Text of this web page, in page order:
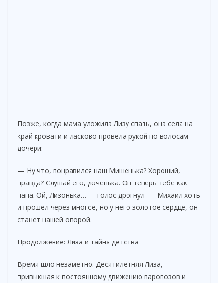
Позже, когда мама уложила Лизу спать, она села на
край кровати и ласково провела рукой по волосам
дочери:
— Ну что, понравился наш Мишенька? Хороший,
правда? Слушай его, доченька. Он теперь тебе как
папа. Ой, Лизонька… — голос дрогнул. — Михаил хоть
и прошёл через многое, но у него золотое сердце, он
станет нашей опорой.
Продолжение: Лиза и тайна детства
Время шло незаметно. Десятилетняя Лиза,
привыкшая к постоянному движению паровозов и